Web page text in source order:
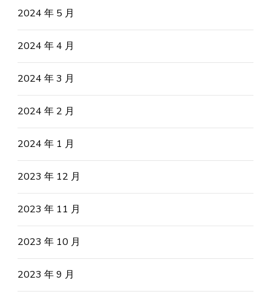
2024 年 5 月
2024 年 4 月
2024 年 3 月
2024 年 2 月
2024 年 1 月
2023 年 12 月
2023 年 11 月
2023 年 10 月
2023 年 9 月